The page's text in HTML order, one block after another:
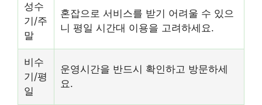
성수
기/주
말
혼잡으로 서비스를 받기 어려울 수 있으
니 평일 시간대 이용을 고려하세요.
비수
기/평
일
운영시간을 반드시 확인하고 방문하세
요.